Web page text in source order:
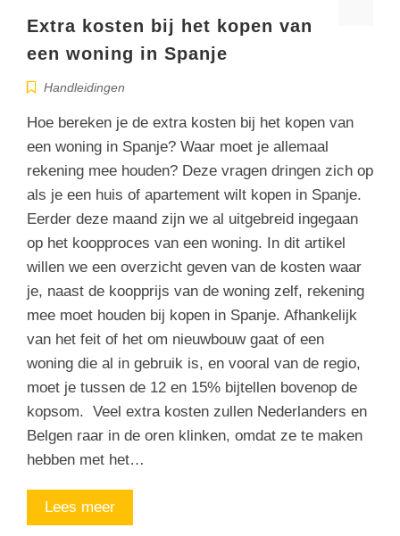
Extra kosten bij het kopen van
een woning in Spanje
Handleidingen
Hoe bereken je de extra kosten bij het kopen van
een woning in Spanje? Waar moet je allemaal
rekening mee houden? Deze vragen dringen zich op
als je een huis of apartement wilt kopen in Spanje.
Eerder deze maand zijn we al uitgebreid ingegaan
op het koopproces van een woning. In dit artikel
willen we een overzicht geven van de kosten waar
je, naast de koopprijs van de woning zelf, rekening
mee moet houden bij kopen in Spanje. Afhankelijk
van het feit of het om nieuwbouw gaat of een
woning die al in gebruik is, en vooral van de regio,
moet je tussen de 12 en 15% bijtellen bovenop de
kopsom. Veel extra kosten zullen Nederlanders en
Belgen raar in de oren klinken, omdat ze te maken
hebben met het…
Lees meer